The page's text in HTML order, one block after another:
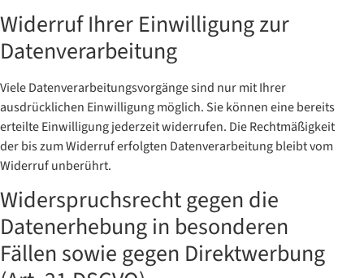
Widerruf Ihrer Einwilligung zur
Datenverarbeitung
Viele Datenverarbeitungsvorgänge sind nur mit Ihrer
ausdrücklichen Einwilligung möglich. Sie können eine bereits
erteilte Einwilligung jederzeit widerrufen. Die Rechtmäßigkeit
der bis zum Widerruf erfolgten Datenverarbeitung bleibt vom
Widerruf unberührt.
Widerspruchsrecht gegen die
Datenerhebung in besonderen
Fällen sowie gegen Direktwerbung